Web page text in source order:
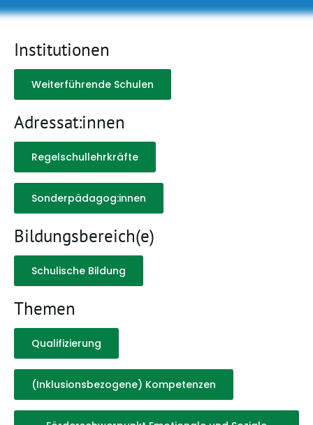
Institutionen
Weiterführende Schulen
Adressat:innen
Regelschullehrkräfte
Sonderpädagog:innen
Bildungsbereich(e)
Schulische Bildung
Themen
Qualifizierung
(Inklusionsbezogene) Kompetenzen